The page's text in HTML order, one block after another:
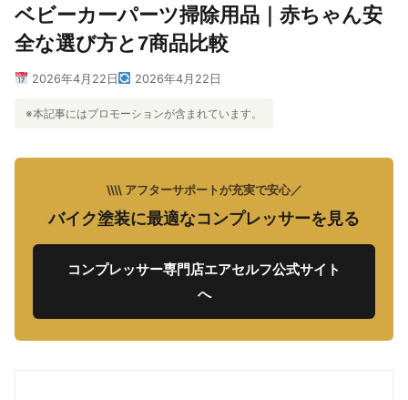
ベビーカーパーツ掃除用品｜赤ちゃん安
全な選び方と7商品比較
2026年4月22日 2026年4月22日
※本記事にはプロモーションが含まれています。
\\\\ アフターサポートが充実で安心／
バイク塗装に最適なコンプレッサーを見る
コンプレッサー専門店エアセルフ公式サイト
へ